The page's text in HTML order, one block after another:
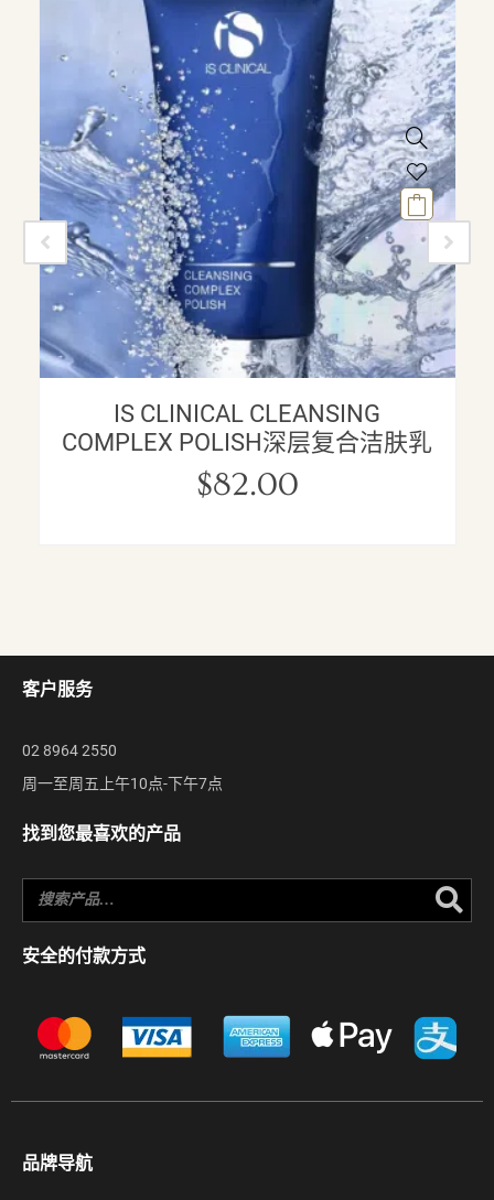
IS CLINICAL CLEANSING
COMPLEX POLISH深层复合洁肤乳
$82.00
客户服务
02 8964 2550
周一至周五上午10点-下午7点
找到您最喜欢的产品
安全的付款方式
品牌导航